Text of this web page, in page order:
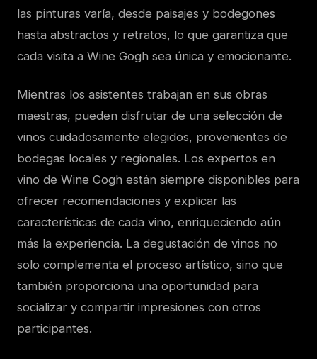
las pinturas varía, desde paisajes y bodegones
hasta abstractos y retratos, lo que garantiza que
cada visita a Wine Gogh sea única y emocionante.
Mientras los asistentes trabajan en sus obras
maestras, pueden disfrutar de una selección de
vinos cuidadosamente elegidos, provenientes de
bodegas locales y regionales. Los expertos en
vino de Wine Gogh están siempre disponibles para
ofrecer recomendaciones y explicar las
características de cada vino, enriqueciendo aún
más la experiencia. La degustación de vinos no
solo complementa el proceso artístico, sino que
también proporciona una oportunidad para
socializar y compartir impresiones con otros
participantes.